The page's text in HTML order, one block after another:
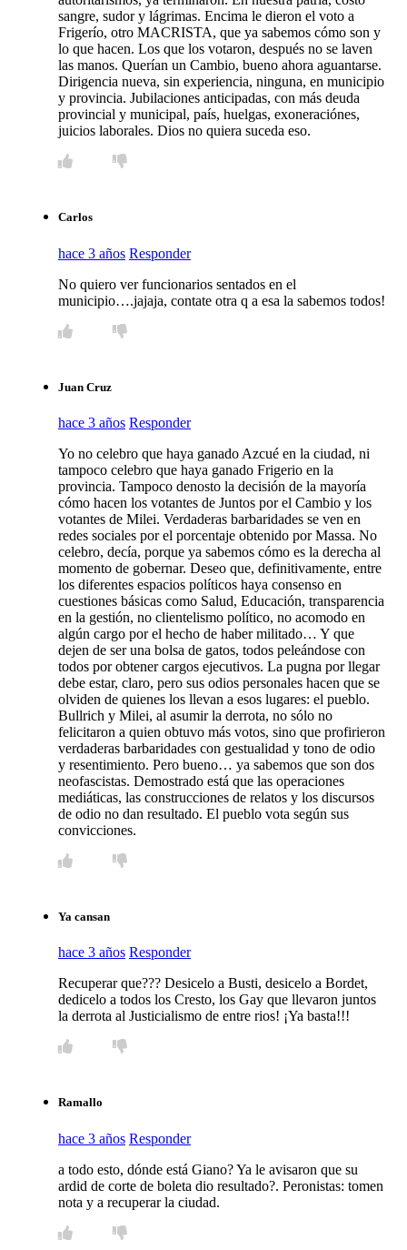
sangre, sudor y lágrimas. Encima le dieron el voto a
Frigerío, otro MACRISTA, que ya sabemos cómo son y
lo que hacen. Los que los votaron, después no se laven
las manos. Querían un Cambio, bueno ahora aguantarse.
Dirigencia nueva, sin experiencia, ninguna, en municipio
y provincia. Jubilaciones anticipadas, con más deuda
provincial y municipal, país, huelgas, exoneraciónes,
juicios laborales. Dios no quiera suceda eso.
Carlos
hace 3 años Responder
No quiero ver funcionarios sentados en el
municipio….jajaja, contate otra q a esa la sabemos todos!
Juan Cruz
hace 3 años Responder
Yo no celebro que haya ganado Azcué en la ciudad, ni
tampoco celebro que haya ganado Frigerio en la
provincia. Tampoco denosto la decisión de la mayoría
cómo hacen los votantes de Juntos por el Cambio y los
votantes de Milei. Verdaderas barbaridades se ven en
redes sociales por el porcentaje obtenido por Massa. No
celebro, decía, porque ya sabemos cómo es la derecha al
momento de gobernar. Deseo que, definitivamente, entre
los diferentes espacios políticos haya consenso en
cuestiones básicas como Salud, Educación, transparencia
en la gestión, no clientelismo político, no acomodo en
algún cargo por el hecho de haber militado… Y que
dejen de ser una bolsa de gatos, todos peleándose con
todos por obtener cargos ejecutivos. La pugna por llegar
debe estar, claro, pero sus odios personales hacen que se
olviden de quienes los llevan a esos lugares: el pueblo.
Bullrich y Milei, al asumir la derrota, no sólo no
felicitaron a quien obtuvo más votos, sino que profirieron
verdaderas barbaridades con gestualidad y tono de odio
y resentimiento. Pero bueno… ya sabemos que son dos
neofascistas. Demostrado está que las operaciones
mediáticas, las construcciones de relatos y los discursos
de odio no dan resultado. El pueblo vota según sus
convicciones.
Ya cansan
hace 3 años Responder
Recuperar que??? Desicelo a Busti, desicelo a Bordet,
dedicelo a todos los Cresto, los Gay que llevaron juntos
la derrota al Justicialismo de entre rios! ¡Ya basta!!!
Ramallo
hace 3 años Responder
a todo esto, dónde está Giano? Ya le avisaron que su
ardid de corte de boleta dio resultado?. Peronistas: tomen
nota y a recuperar la ciudad.